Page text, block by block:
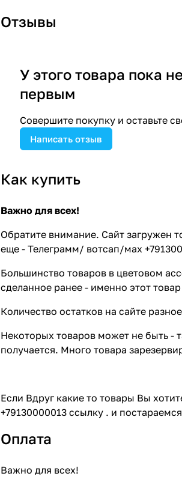
Отзывы
У этого товара пока
первым
Совершите покупку и оставьте
Написать отзыв
Как купить
Важно для всех!
Обратите внимание. Сайт загружен
еще - Телеграмм/ вотсап/мах
Большинство товаров в цветовом
сделанное ранее - именно этот
Количество остатков на сайте
Некоторых товаров может не быть -
получается. Много товара
Если Вдруг какие то товары Вы
+79130000013 ссылку . и
Оплата
Важно для всех!